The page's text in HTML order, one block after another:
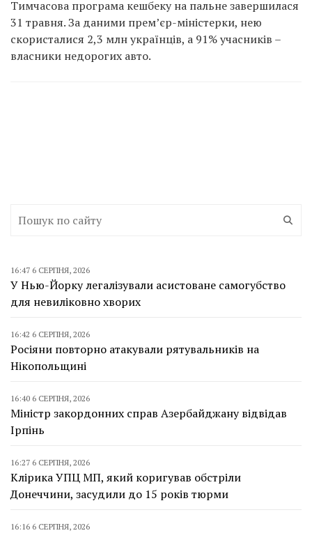
Тимчасова програма кешбеку на пальне завершилася
31 травня. За даними прем’єр-міністерки, нею
скористалися 2,3 млн українців, а 91% учасників –
власники недорогих авто.
16:47 6 СЕРПНЯ, 2026
У Нью-Йорку легалізували асистоване самогубство
для невиліковно хворих
16:42 6 СЕРПНЯ, 2026
Росіяни повторно атакували рятувальників на
Нікопольщині
16:40 6 СЕРПНЯ, 2026
Міністр закордонних справ Азербайджану відвідав
Ірпінь
16:27 6 СЕРПНЯ, 2026
Клірика УПЦ МП, який коригував обстріли
Донеччини, засудили до 15 років тюрми
16:16 6 СЕРПНЯ, 2026